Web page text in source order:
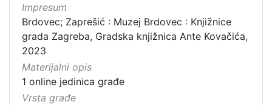
Impresum
Brdovec; Zaprešić : Muzej Brdovec : Knjižnice
grada Zagreba, Gradska knjižnica Ante Kovačića,
2023
Materijalni opis
1 online jedinica građe
Vrsta građe